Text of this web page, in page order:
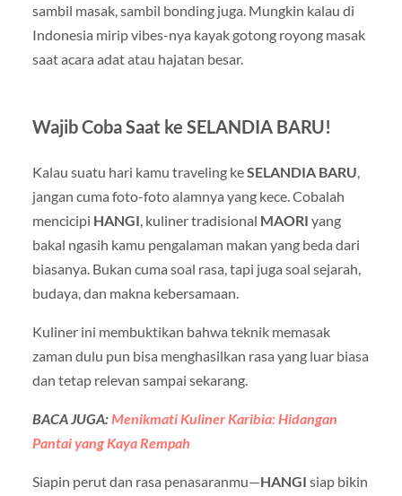
sambil masak, sambil bonding juga. Mungkin kalau di
Indonesia mirip vibes-nya kayak gotong royong masak
saat acara adat atau hajatan besar.
Wajib Coba Saat ke SELANDIA BARU!
Kalau suatu hari kamu traveling keSELANDIA BARU
jangan cuma foto-foto alamnya yang kece. Cobalah
mencicipi HANGI , kuliner tradisional MAORI yang
bakal ngasih kamu pengalaman makan yang beda dari
biasanya. Bukan cuma soal rasa, tapi juga soal sejarah,
budaya, dan makna kebersamaan.
Kuliner ini membuktikan bahwa teknik memasak
zaman dulu pun bisa menghasilkan rasa yang luar biasa
dan tetap relevan sampai sekarang.
BACA JUGA:Menikmati Kuliner Karibia: Hidangan
Pantai yang Kaya Rempah
Siapin perut dan rasa penasaranmu—HANGI siap bikin